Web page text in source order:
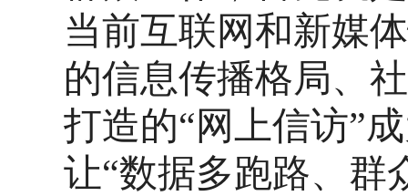
当前互联网和新媒
的信息传播格局、
打造的“网上信访”
让“数据多跑路、群